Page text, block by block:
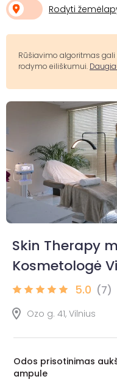
Rodyti
Rūšiavimo algoritmas
rodymo eiliškumui.
Skin Therapy
Kosmetologė
5.0 (7)
Ozo g. 41, Vilnius
Odos prisotinimas
ampule